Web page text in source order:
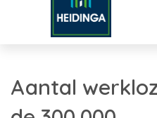
Aantal